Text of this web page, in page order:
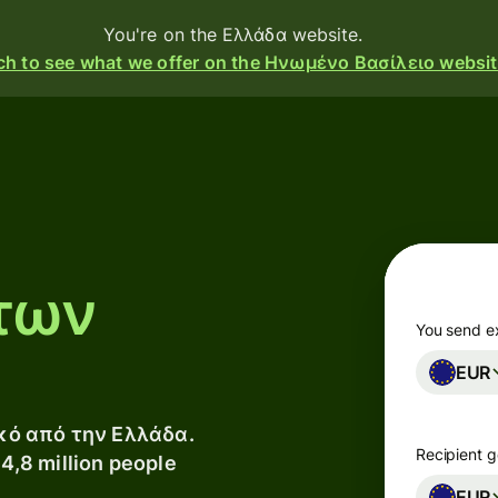
You're on the Ελλάδα website.
to see what we offer on the Ηνωμένο Βασίλειο
Issue
cards
accounts
από την Ελλάδα.
million people
You send
EUR
Recipient